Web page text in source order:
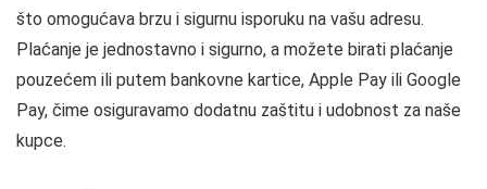
što omogućava brzu i sigurnu isporuku na vašu adresu.
Plaćanje je jednostavno i sigurno, a možete birati plaćanje
pouzećem ili putem bankovne kartice, Apple Pay ili Google
Pay, čime osiguravamo dodatnu zaštitu i udobnost za naše
kupce.